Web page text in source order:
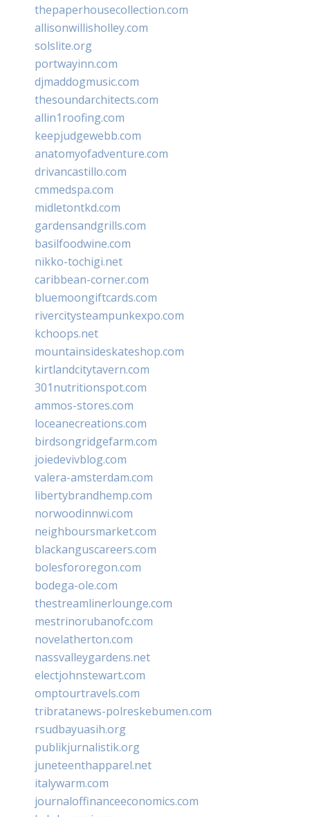
thepaperhousecollection.com
allisonwillisholley.com
solslite.org
portwayinn.com
djmaddogmusic.com
thesoundarchitects.com
allin1roofing.com
keepjudgewebb.com
anatomyofadventure.com
drivancastillo.com
cmmedspa.com
midletontkd.com
gardensandgrills.com
basilfoodwine.com
nikko-tochigi.net
caribbean-corner.com
bluemoongiftcards.com
rivercitysteampunkexpo.com
kchoops.net
mountainsideskateshop.com
kirtlandcitytavern.com
301nutritionspot.com
ammos-stores.com
loceanecreations.com
birdsongridgefarm.com
joiedevivblog.com
valera-amsterdam.com
libertybrandhemp.com
norwoodinnwi.com
neighboursmarket.com
blackanguscareers.com
bolesfororegon.com
bodega-ole.com
thestreamlinerlounge.com
mestrinorubanofc.com
novelatherton.com
nassvalleygardens.net
electjohnstewart.com
omptourtravels.com
tribratanews-polreskebumen.com
rsudbayuasih.org
publikjurnalistik.org
juneteenthapparel.net
italywarm.com
journaloffinanceeconomics.com